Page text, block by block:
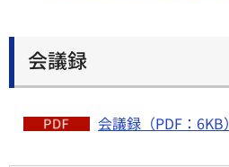
会議録
会議録（PDF：6KB）